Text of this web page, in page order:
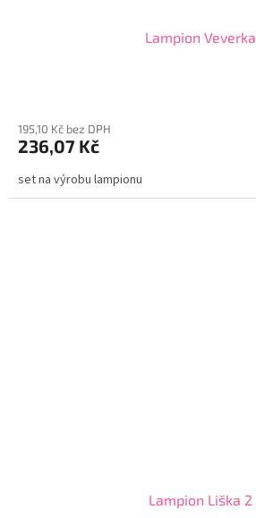
Lampion Veverka
195,10 Kč bez DPH
236,07 Kč
set na výrobu lampionu
Lampion Liška 2